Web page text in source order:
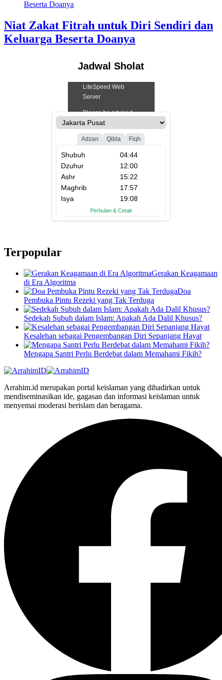
Niat Zakat Fitrah untuk Diri Sendiri dan
Keluarga Beserta Doanya
Jadwal Sholat
Terpopular
Gerakan Keagamaan
di Era Algoritma
Doa
Pembuka Pintu Rezeki yang Tak Terduga
Sedekah Subuh dalam Islam: Apakah Ada Dalil Khusus?
Kesalehan sebagai Pengembangan Diri Sepanjang Hayat
Mengapa Santri Perlu Berdebat dalam Memahami Fikih?
Arrahim.id merupakan portal keislaman yang dihadirkan untuk
mendiseminasikan ide, gagasan dan informasi keislaman untuk
menyemai moderasi berislam dan beragama.